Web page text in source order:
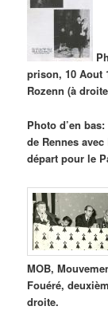
prison, 10 Aout
Rozenn (à
Photo d’en
de Rennes
départ pour le
MOB,
Fouéré,
droite.